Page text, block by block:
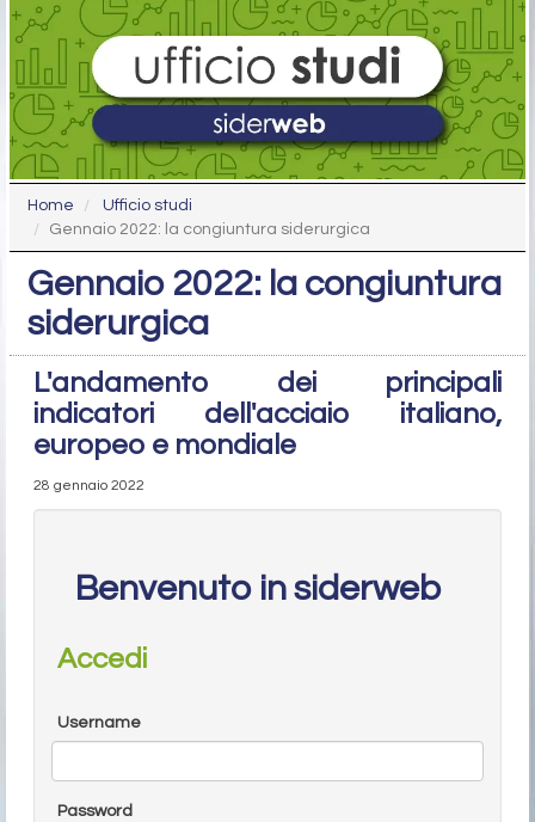
Home
Ufficio studi
Gennaio 2022: la congiuntura siderurgica
Gennaio 2022: la congiuntura
siderurgica
L'andamento dei principali
indicatori dell'acciaio italiano,
europeo e mondiale
28 gennaio 2022
Benvenuto in siderweb
Accedi
Username
Password